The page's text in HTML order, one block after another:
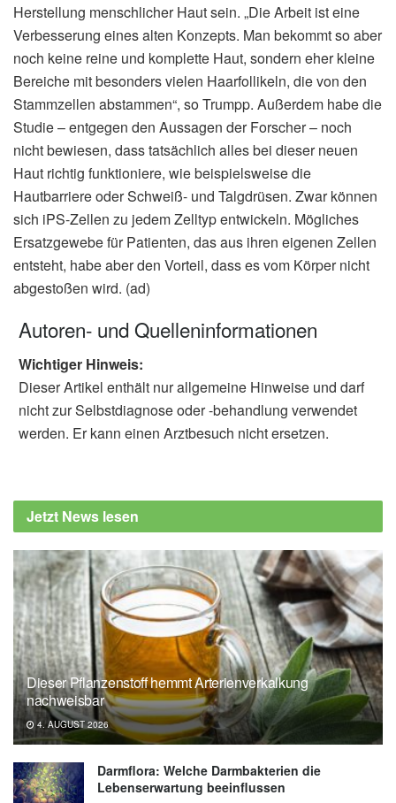
Herstellung menschlicher Haut sein. „Die Arbeit ist eine
Verbesserung eines alten Konzepts. Man bekommt so aber
noch keine reine und komplette Haut, sondern eher kleine
Bereiche mit besonders vielen Haarfollikeln, die von den
Stammzellen abstammen“, so Trumpp. Außerdem habe die
Studie – entgegen den Aussagen der Forscher – noch
nicht bewiesen, dass tatsächlich alles bei dieser neuen
Haut richtig funktioniere, wie beispielsweise die
Hautbarriere oder Schweiß- und Talgdrüsen. Zwar können
sich iPS-Zellen zu jedem Zelltyp entwickeln. Mögliches
Ersatzgewebe für Patienten, das aus ihren eigenen Zellen
entsteht, habe aber den Vorteil, dass es vom Körper nicht
abgestoßen wird. (ad)
Autoren- und Quelleninformationen
Wichtiger Hinweis:
Dieser Artikel enthält nur allgemeine Hinweise und darf
nicht zur Selbstdiagnose oder -behandlung verwendet
werden. Er kann einen Arztbesuch nicht ersetzen.
Jetzt News lesen
Dieser Pflanzenstoff hemmt Arterienverkalkung
nachweisbar
4. AUGUST 2026
Darmflora: Welche Darmbakterien die
Lebenserwartung beeinflussen